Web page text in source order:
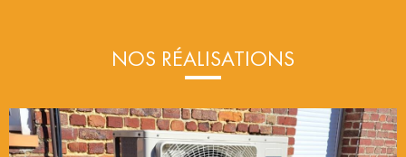
NOS RÉALISATIONS